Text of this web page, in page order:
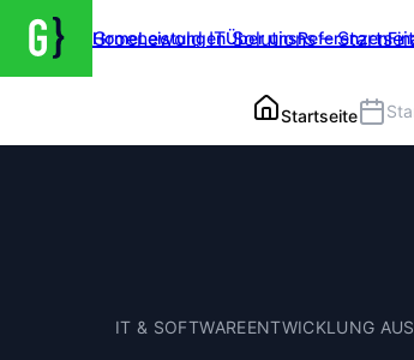
Groenewold IT Solutions –
HomeLeistungenÜber unsReferenzen
Startseite
IT & SOFTWAREENTWICKLUNG